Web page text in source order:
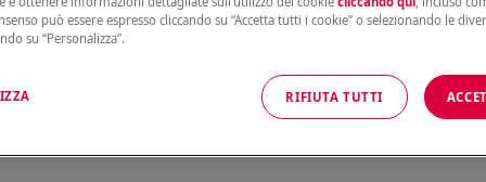
tuo reddito imponibile, ovvero dal reddito su cui paghi le
queste coperture:
può essere espresso cliccando su “Accetta tutti i cookie” o selezionando le
su “Personalizza”.
RIFIUTA TUTTI